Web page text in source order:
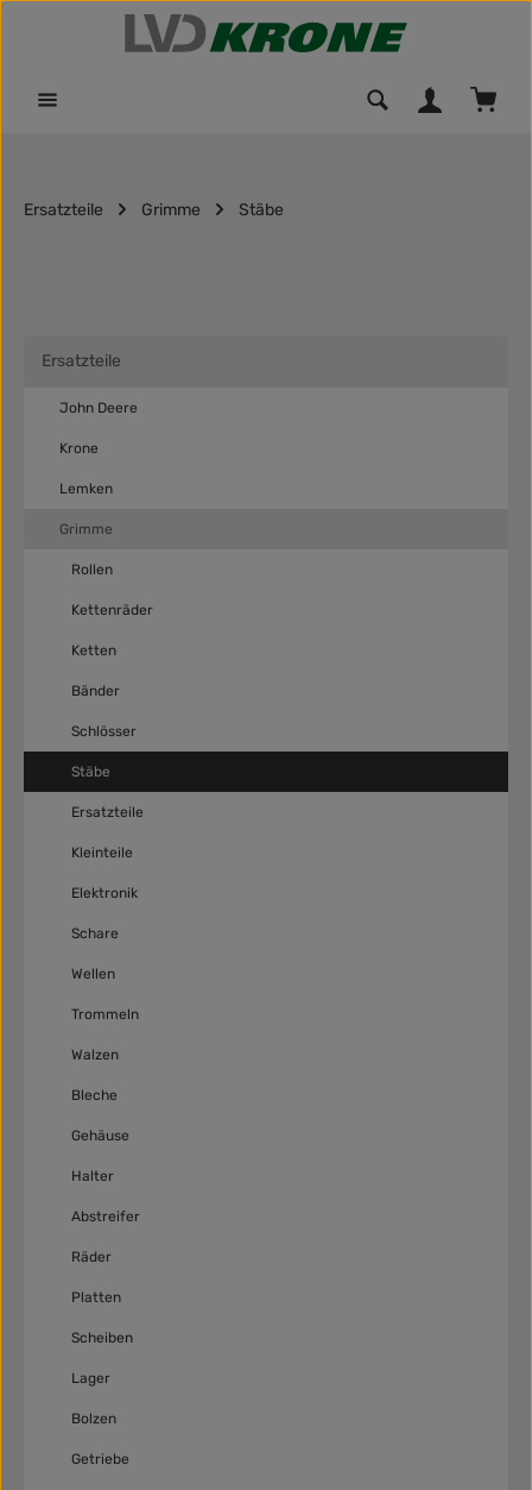
Zum Hauptinhalt springen
Ersatzteile Grimme Stäbe
Ersatzteile
John Deere
Krone
Lemken
Grimme
Rollen
Kettenräder
Ketten
Bänder
Schlösser
Stäbe
Ersatzteile
Kleinteile
Elektronik
Schare
Wellen
Trommeln
Walzen
Bleche
Gehäuse
Halter
Abstreifer
Räder
Platten
Scheiben
Lager
Bolzen
Getriebe